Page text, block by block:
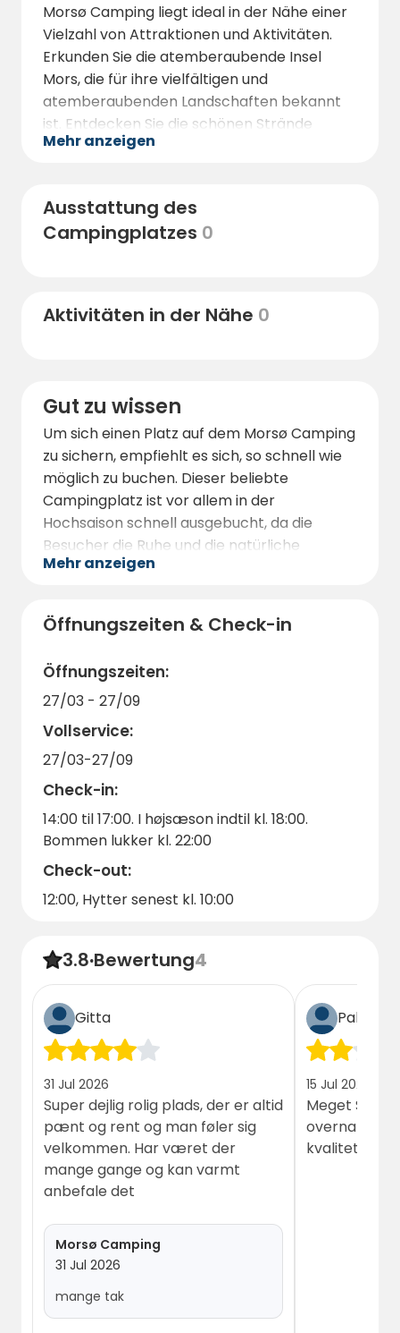
Morsø Camping liegt ideal in der Nähe einer
Vielzahl von Attraktionen und Aktivitäten.
Erkunden Sie die atemberaubende Insel
Mors, die für ihre vielfältigen und
atemberaubenden Landschaften bekannt
ist. Entdecken Sie die schönen Strände
entlang der Küste, die zum Schwimmen,
Blumenpark und -Zoo, wo Sie leuchtende
Blumen bewundern und eine Vielzahl von
geologische Formation, die einen
Mehr anzeigen
Ausstattung des
Campingplatzes 0
Aktivitäten in der Nähe 0
Gut zu wissen
Um sich einen Platz auf dem Morsø Camping
zu sichern, empfiehlt es sich, so schnell wie
möglich zu buchen. Dieser beliebte
Campingplatz ist vor allem in der
Hochsaison schnell ausgebucht, da die
Besucher die Ruhe und die natürliche
Schönheit der Gegend erleben möchten.
willkommen, so dass auch Ihre vierbeinigen
Begleiter das Campingabenteuer
Campingplatz eine Wi-Fi-Verbindung, so
dass Sie mit Ihren Lieben in Verbindung
bleiben und Ihre unvergesslichen Erlebnisse
teilen können. Bereiten Sie sich auf ein
unvergessliches Campingerlebnis auf dem
Morsø Camping vor und buchen Sie Ihren
Aufenthalt noch heute!
Mehr anzeigen
Öffnungszeiten & Check-in
Öffnungszeiten:
27/03 - 27/09
Vollservice:
27/03-27/09
Check-in:
14:00 til 17:00. I højsæson indtil kl. 18:00.
Bommen lukker kl. 22:00
Check-out:
12:00, Hytter senest kl. 10:00
3.8·Bewertung4
Gitta
31 Jul 2026
Super dejlig rolig plads, der er altid
pænt og rent og man føler sig
velkommen. Har været der
mange gange og kan varmt
anbefale det
Morsø Camping
31 Jul 2026
mange tak
Palle
15 Jul 2026
Meget Slidt
overnatning.
kvalitet 😔